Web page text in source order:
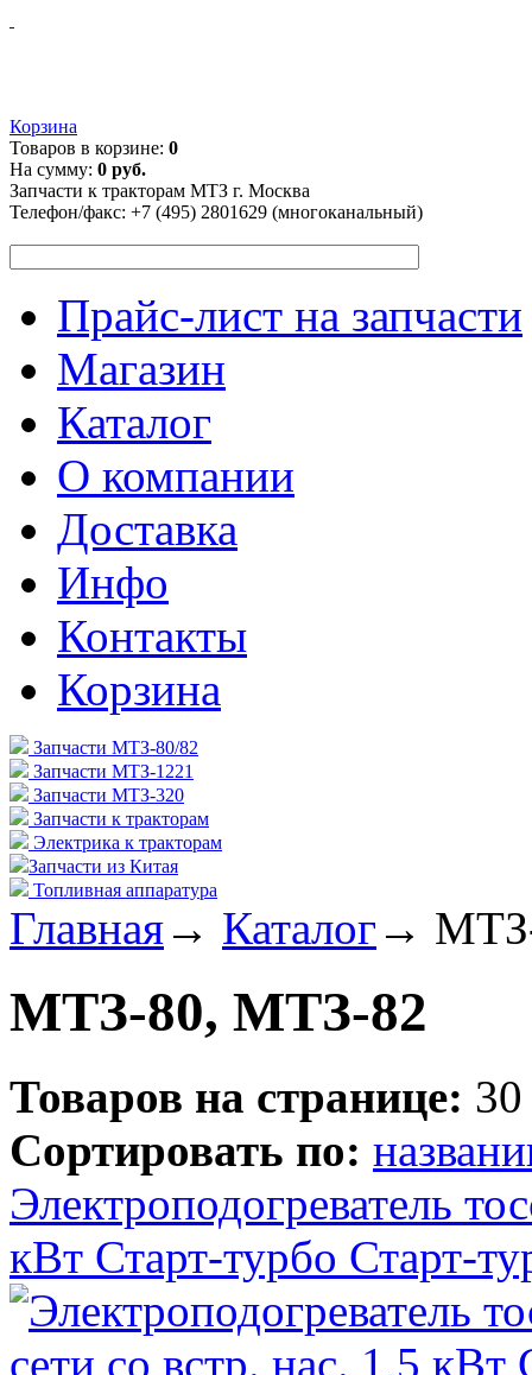
Корзина
Товаров в корзине: 0
На сумму: 0 руб.
Запчасти к тракторам МТЗ г. Москва
Телефон/факс: +7 (495) 2801629 (многоканальный)
Прайс-лист на запчасти
Магазин
Каталог
О компании
Доставка
Инфо
Контакты
Корзина
Запчасти МТЗ-80/82
Запчасти МТЗ-1221
Запчасти МТЗ-320
Запчасти к тракторам
Электрика к тракторам
Запчасти из Китая
Топливная аппаратура
Главная→ Каталог →
МТЗ-80, МТЗ-82
Товаров на странице: 30
Сортировать по:
Электроподогреватель
кВт Старт-турбо Старт-